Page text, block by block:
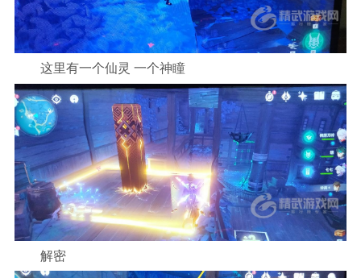
这里有一个仙灵 一个神瞳
解密